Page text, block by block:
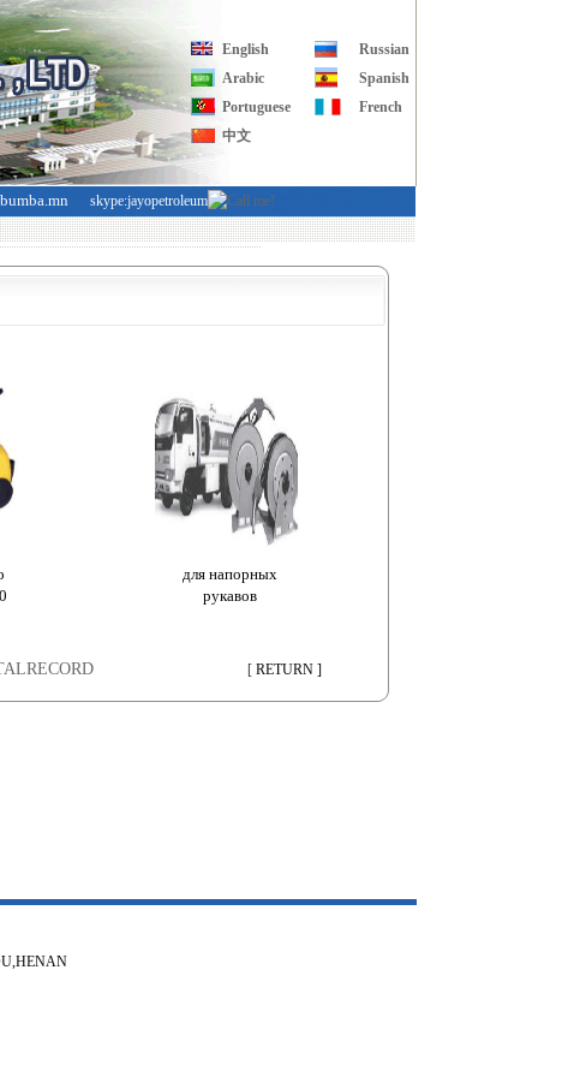
English
Russian
Arabic
Spanish
Portuguese
French
中文
skype:jayopetroleum
для напорных
рукавов
[RETURN ]